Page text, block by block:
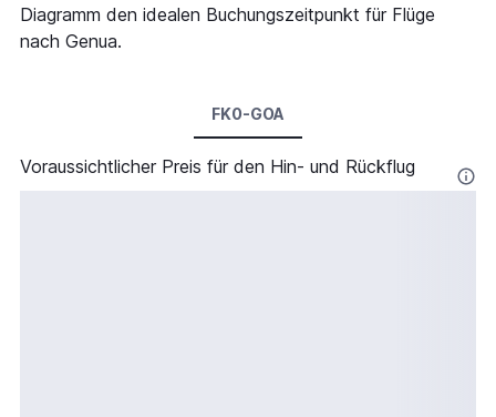
Diagramm den idealen Buchungszeitpunkt für Flüge
nach Genua.
FK0-GOA
Voraussichtlicher Preis für den Hin- und Rückflug